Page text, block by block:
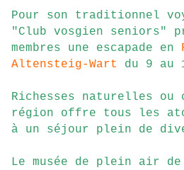
Pour son traditionnel
"Club vosgien seniors"
membres une escapade en
Altensteig-Wart
du 9 au
Richesses naturelles
région offre tous les
à un séjour plein de
Le musée de plein air de